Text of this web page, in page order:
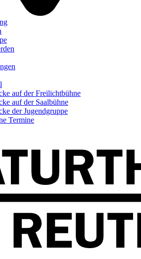
auf der Freilichtbühne
auf der Saalbühne
der Jugendgruppe
Termine